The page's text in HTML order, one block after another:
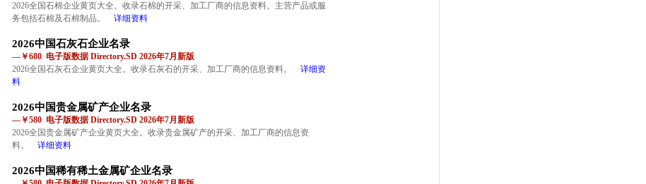
2026全国石棉企业黄页大全。收录石棉的开采、加工厂商的信息资料。主营产品或服
务包括石棉及石棉制品。
详细资料
2026中国石灰石企业名录
—￥680 电子版数据 Directory.SD 2026年7月新版
2026全国石灰石企业黄页大全。收录石灰石的开采、加工厂商的信息资料。
详细资
料
2026中国贵金属矿产企业名录
—￥580 电子版数据 Directory.SD 2026年7月新版
2026全国贵金属矿产企业黄页大全。收录贵金属矿产的开采、加工厂商的信息资
料。
详细资料
2026中国稀有稀土金属矿企业名录